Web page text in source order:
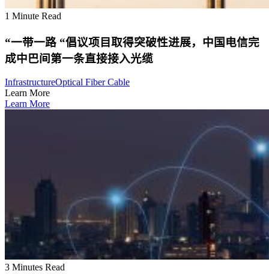
1 Minute Read
“一带一路 “倡议项目取得突破性进展，中国电信完
成中巴间第一条直接接入光缆
InfrastructureOptical Fiber Cable
Learn More
Learn More
3 Minutes Read